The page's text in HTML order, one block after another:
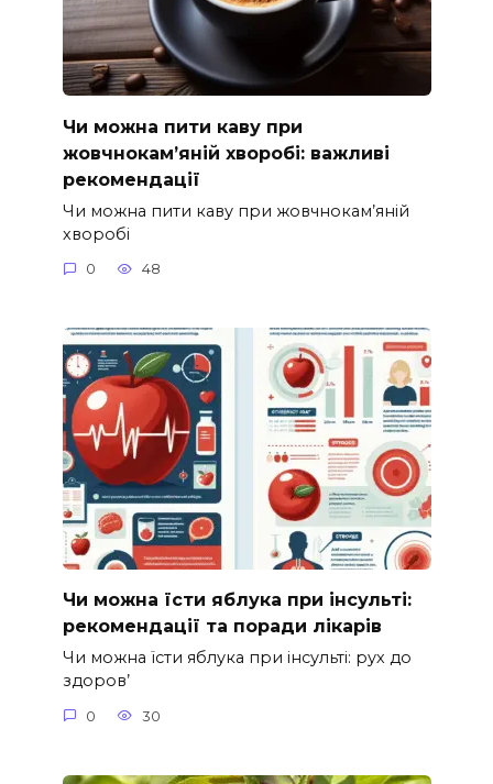
Чи можна пити каву при
жовчнокам’яній хворобі: важливі
рекомендації
Чи можна пити каву при жовчнокам’яній
хворобі
0 48
Чи можна їсти яблука при інсульті:
рекомендації та поради лікарів
Чи можна їсти яблука при інсульті: рух до
здоров’
0 30